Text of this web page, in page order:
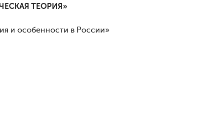
ТЕОРИЯ»
и особенности в России»